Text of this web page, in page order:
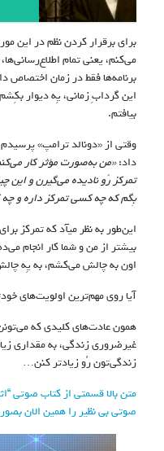
برای برقرار کردن نظم در این
می‌کنم، یعنی تمام
برنامه‌ها فقط در زمان اختصاص
این گردابِ زمانی، یِه دیوار
بیافتم.
وقتی از «دونالد ترامپ»
داد:«من به‌صورت مؤثر کار
تمرکز رُو نادیده می‌گیرن و
بِگم که چه کسی تمرکز داره و
این‌طور به نظر میآد که تمرکز
بیشتر از من و شما کار انجام
اون به چالش می‌کشم، به یِه
آیا روی مهم‌ترین اولویت‌های
همون عادت‌های کلیدی که
غیرضروری زندگی، به‌ مقداری
زندگی‌تون رُو زیادتر کنن…
متن بالا قسمتی از کتاب صوتی
صوتی بی نظیر را همین الان